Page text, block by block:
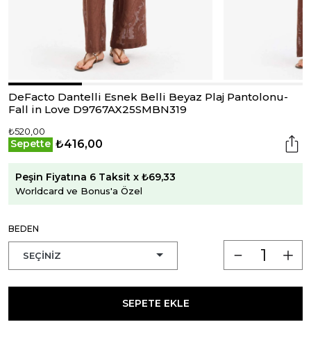
DeFacto Dantelli Esnek Belli Beyaz Plaj Pantolonu-
Fall in Love D9767AX25SMBN319
₺520,00
Sepette ₺416,00
Peşin Fiyatına 6 Taksit x ₺69,33
Worldcard ve Bonus'a Özel
BEDEN
SEPETE EKLE